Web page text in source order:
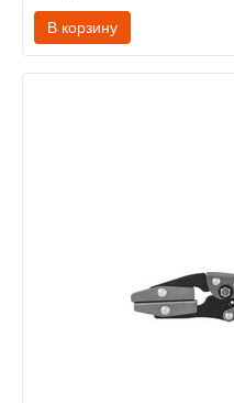
В корзину